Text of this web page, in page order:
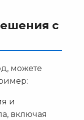
с
можете
и
включая